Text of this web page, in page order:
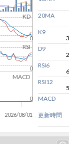
KD
RSI
MACD
2026/08/01
0
0
0
20MA
K9
D9
RSI6
RSI12
MACD
更新時間